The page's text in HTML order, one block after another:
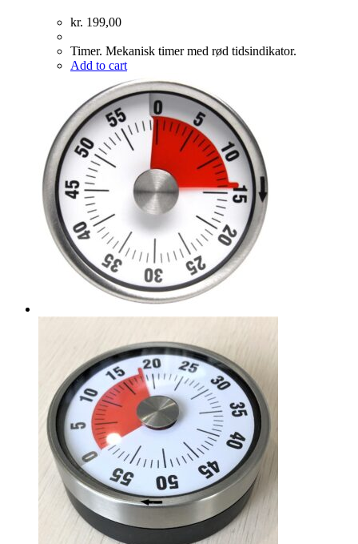
kr. 199,00
Timer. Mekanisk timer med rød tidsindikator.
Add to cart